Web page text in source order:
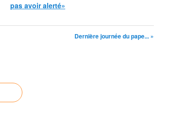
pas avoir alerté»
Dernière journée du pape... »